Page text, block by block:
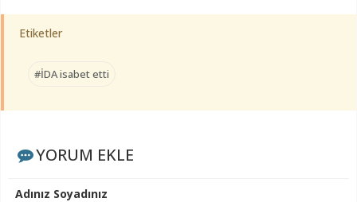
Etiketler
#İDA isabet etti
YORUM EKLE
Adınız Soyadınız